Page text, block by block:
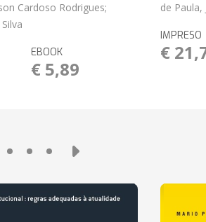
Cardoso Rodrigues;
EBOOK
€ 5,89
de
IMPRESO
€